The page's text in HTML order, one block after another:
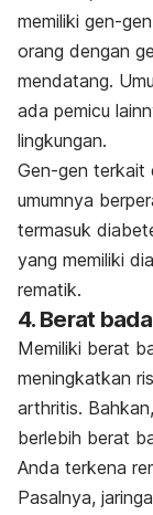
memiliki gen-
orang dengan
mendatang.
ada pemicu
lingkungan.
Gen-gen terkait
umumnya
termasuk
yang memiliki
rematik.
4. Berat
Memiliki berat
meningkatkan
arthritis.
berlebih berat
Anda terkena
Pasalnya,